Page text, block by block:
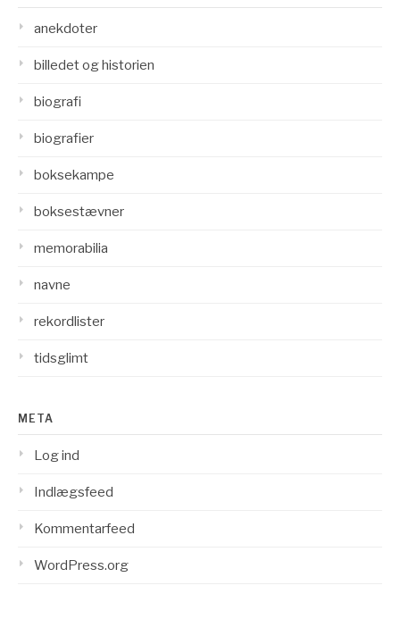
anekdoter
billedet og historien
biografi
biografier
boksekampe
boksestævner
memorabilia
navne
rekordlister
tidsglimt
META
Log ind
Indlægsfeed
Kommentarfeed
WordPress.org